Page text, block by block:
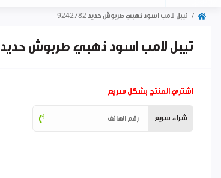
تيبل لامب اسود ذهبي طربوش حديد 9242782
تيبل لامب اسود ذهبي طربوش حديد 9242782
اشتري المنتج بشكل سريع
شراء سريع